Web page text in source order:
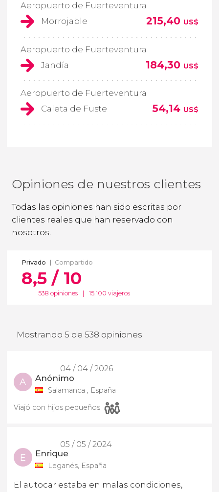
Aeropuerto de Fuerteventura
Morrojable
215,40 US$
Aeropuerto de Fuerteventura
Jandía
184,30 US$
Aeropuerto de Fuerteventura
Caleta de Fuste
54,14 US$
Opiniones de nuestros clientes
Todas las opiniones han sido escritas por
clientes reales que han reservado con
nosotros.
Privado Compartido
8,5 / 10
538 opiniones 15.100 viajeros
Mostrando 5 de 538 opiniones
04 / 04 / 2026
A Anónimo
Salamanca , España
Viajó con hijos pequeños
05 / 05 / 2024
E Enrique
Leganés, España
El autocar estaba en malas condiciones,